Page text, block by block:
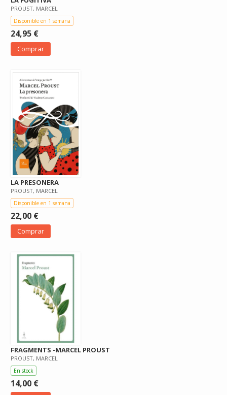
PROUST, MARCEL
Disponible en 1 semana
24,95 €
Comprar
LA PRESONERA
PROUST, MARCEL
Disponible en 1 semana
22,00 €
Comprar
FRAGMENTS -MARCEL PROUST
PROUST, MARCEL
En stock
14,00 €